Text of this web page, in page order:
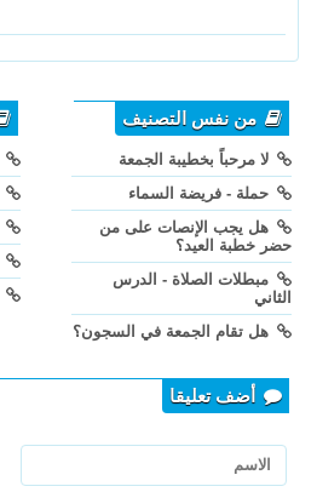
من نفس التصنيف
لا مرحباً بخطيبة الجمعة
حملة - فريضة السماء
هل يجب الإنصات على من
حضر خطبة العيد؟
مبطلات الصلاة - الدرس
الثاني
هل تقام الجمعة في السجون؟
أضف تعليقا